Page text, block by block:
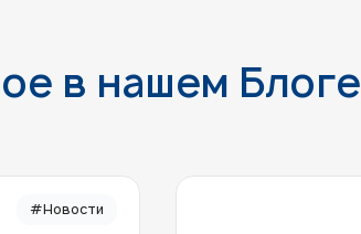
в нашем Блоге
#Новости